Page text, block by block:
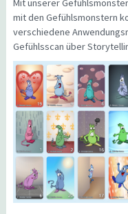
mit den Gefühlsmonstern
verschiedene
Gefühlsscan über